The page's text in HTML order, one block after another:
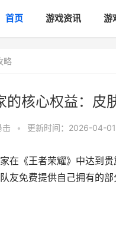
首页 游戏资讯 游
略
的核心权益：皮
击 • 更新时间：2026-04-01
在《王者荣耀》中达到
友免费提供自己拥有的